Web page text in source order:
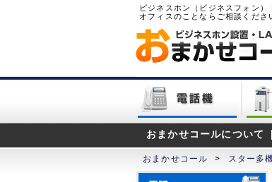
ビジネスホン（ビジネスフォン
オフィスのことならご相談くださ
おまかせコールについて
おまかせコール > スター多